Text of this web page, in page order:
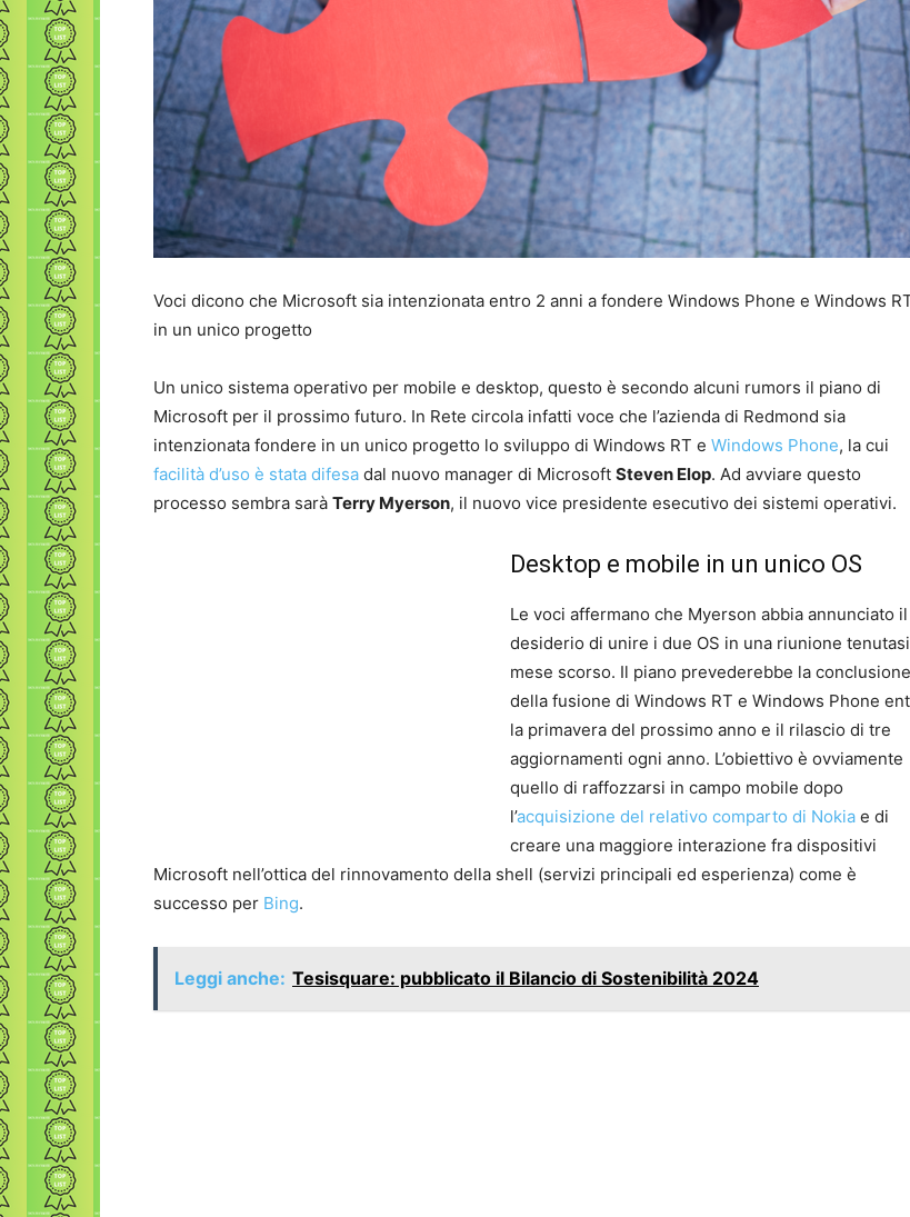
Voci dicono che Microsoft sia intenzionata entro 2 anni a fondere Windows Phone e Windows
in un unico progetto
Un unico sistema operativo per mobile e desktop, questo è secondo alcuni rumors il piano di
Microsoft per il prossimo futuro. In Rete circola infatti voce che l’azienda di Redmond sia
intenzionata fondere in un unico progetto lo sviluppo di Windows RT e Windows Phone, la cui
facilità d’uso è stata difesa dal nuovo manager di Microsoft Steven Elop. Ad avviare questo
processo sembra sarà Terry Myerson, il nuovo vice presidente esecutivo dei sistemi operativi.
Desktop e mobile in un unico OS
Le voci affermano che Myerson abbia annunciato il
desiderio di unire i due OS in una riunione
mese scorso. Il piano prevederebbe la conclusione
della fusione di Windows RT e Windows Phone
la primavera del prossimo anno e il rilascio di tre
aggiornamenti ogni anno. L’obiettivo è ovviamente
quello di raffozzarsi in campo mobile dopo
l’acquisizione del relativo comparto di Nokia e di
creare una maggiore interazione fra dispositivi
Microsoft nell’ottica del rinnovamento della shell (servizi principali ed esperienza) come è
successo per Bing.
Leggi anche: Tesisquare: pubblicato il Bilancio di Sostenibilità 2024